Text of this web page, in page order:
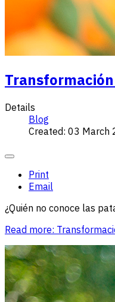
Details
Blog
Created: 03 March
Print
Email
¿Quién no conoce las
Read more: